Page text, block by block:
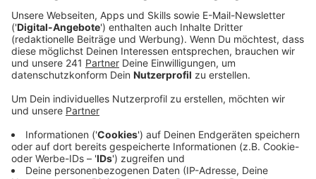
Veröffentlicht:Donnerstag, 11.05.2023 06:44
Anzeige
Am 01. Juni soll die Geflüchtetenunterkunft an der
Auermühle in Betrieb gehen, sagt die Stadt. Sie fällt in
den Zuständigkeitsbereich der Bezirksregierung. In der
Unterkunft sollen bis zu 500 Geflüchtete Platz finden.
Auch im Gebäude des ehemaligen St. Josef